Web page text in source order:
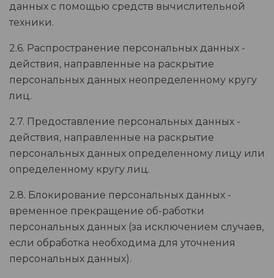
данных с помощью средств вычислительной
техники.
2.6. Распространение персональных данных -
действия, направленные на раскрытие
персональных данных неопределенному кругу
лиц.
2.7. Предоставление персональных данных -
действия, направленные на раскрытие
персональных данных определенному лицу или
определенному кругу лиц.
2.8. Блокирование персональных данных -
временное прекращение об-работки
персональных данных (за исключением случаев,
если обработка необходима для уточнения
персональных данных).